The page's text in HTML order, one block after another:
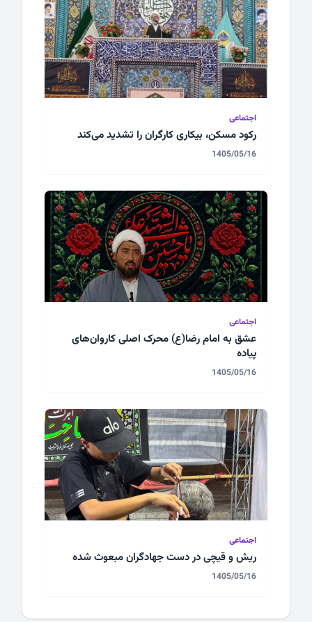
اجتماعی
رکود مسکن، بیکاری کارگران را تشدید می‌کند
1405/05/16
اجتماعی
عشق به امام رضا(ع) محرک اصلی کاروان‌های
پیاده
1405/05/16
اجتماعی
ریش و قیچی در دست جهادگران مبعوث شده
1405/05/16